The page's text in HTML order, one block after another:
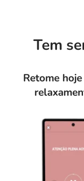
Retome